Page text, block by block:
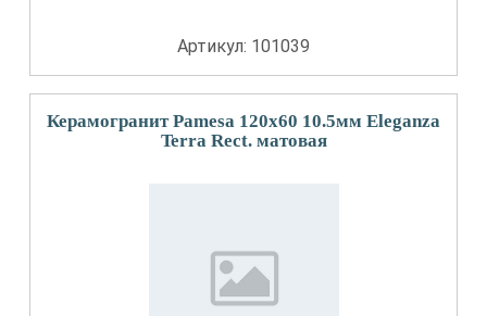
Артикул: 101039
Керамогранит Pamesa 120x60 10.5мм Eleganza
Terra Rect. матовая